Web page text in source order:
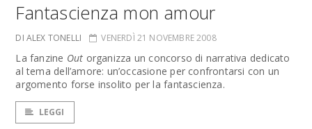
Fantascienza mon amour
DI ALEX TONELLI VENERDÌ 21 NOVEMBRE 2008
La fanzine Out organizza un concorso di narrativa dedicato
al tema dell’amore: un’occasione per confrontarsi con un
argomento forse insolito per la fantascienza.
LEGGI